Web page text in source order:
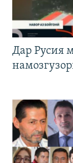
Дар Русия